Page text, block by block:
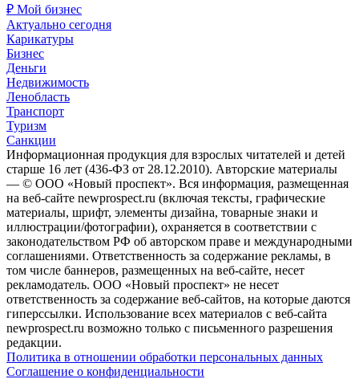
₽ Мой бизнес
Актуально сегодня
Карикатуры
Бизнес
Деньги
Недвижимость
Ленобласть
Транспорт
Туризм
Санкции
Информационная продукция для взрослых читателей и детей
старше 16 лет (436-ФЗ от 28.12.2010). Авторские материалы
— © ООО «Новый проспект». Вся информация, размещенная
на веб-сайте newprospect.ru (включая тексты, графические
материалы, шрифт, элементы дизайна, товарные знаки и
иллюстрации/фотографии), охраняется в соответствии с
законодательством РФ об авторском праве и международными
соглашениями. Ответственность за содержание рекламы, в
том числе баннеров, размещенных на веб-сайте, несет
рекламодатель. ООО «Новый проспект» не несет
ответственность за содержание веб-сайтов, на которые даются
гиперссылки. Использование всех материалов с веб-сайта
newprospect.ru возможно только с письменного разрешения
редакции.
Политика в отношении обработки персональных данных
Соглашение о конфиденциальности